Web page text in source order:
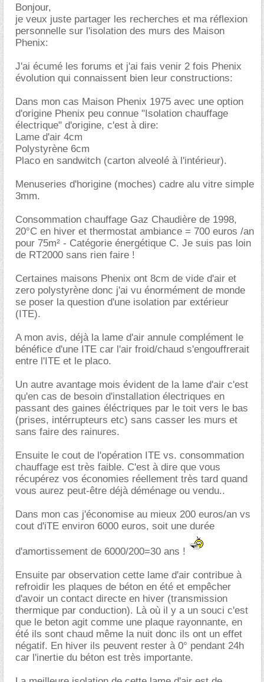
Bonjour,
je veux juste partager les recherches et ma réflexion
personnelle sur l'isolation des murs des Maison
Phenix:
J'ai écumé les forums et j'ai fais venir 2 fois Phenix
évolution qui connaissent bien leur constructions:
Dans mon cas Maison Phenix 1975 avec une option
d'origine Phenix peu connue "Isolation chauffage
électrique" d'origine, c'est à dire:
Lame d'air 4cm
Polystyrène 6cm
Placo en sandwitch (carton alveolé à l'intérieur).
Menuseries d'horigine (moches) cadre alu vitre simple
3mm.
Consommation chauffage Gaz Chaudière de 1998,
20°C en hiver et thermostat ambiance = 700 euros /an
pour 75m² - Catégorie énergétique C. Je suis pas loin
de RT2000 sans rien faire !
Certaines maisons Phenix ont 8cm de vide d'air et
zero polystyrène donc j'ai vu énormément de monde
se poser la question d'une isolation par extérieur
(ITE).
A mon avis, déjà la lame d'air annule complément le
bénéfice d'une ITE car l'air froid/chaud s'engouffrerait
entre l'ITE et le placo.
Un autre avantage mois évident de la lame d'air c'est
qu'en cas de besoin d'installation électriques en
passant des gaines éléctriques par le toit vers le bas
(prises, intérrupteurs etc) sans casser les murs et
sans faire des rainures.
Ensuite le cout de l'opération ITE vs. consommation
chauffage est très faible. C'est à dire que vous
récupérez vos économies réellement très tard quand
vous aurez peut-être déjà déménage ou vendu..
Dans mon cas j'économise au mieux 200 euros/an vs
cout d'iTE environ 6000 euros, soit une durée
d'amortissement de 6000/200=30 ans !
Ensuite par observation cette lame d'air contribue à
refroidir les plaques de béton en été et empêcher
d'avoir un contact directe en hiver (transmission
thermique par conduction). Là où il y a un souci c'est
que le beton agit comme une plaque rayonnante, en
été ils sont chaud même la nuit donc ils ont un effet
négatif. En hiver ils peuvent rester à 0° pendant 24h
car l'inertie du béton est très importante.